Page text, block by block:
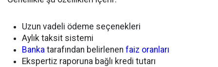
Uzun vadeli ödeme seçenekleri
Aylık taksit sistemi
Banka tarafından belirlenen faiz oranları
Ekspertiz raporuna bağlı kredi tutarı